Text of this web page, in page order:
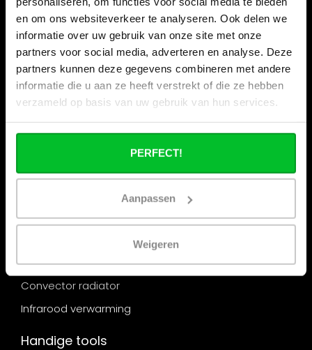
en om ons websiteverkeer te analyseren. Ook delen we
informatie over uw gebruik van onze site met onze
partners voor social media, adverteren en analyse. Deze
partners kunnen deze gegevens combineren met andere
informatie die u aan ze heeft verstrekt of die ze hebben
verzameld op basis van uw gebruik van hun services.
PERFECT!
Aanpassen
Weigeren
“Nu uit: het magazine waar de branche op heeft
gewacht.” Warmte – Editie 2026
Categorieën
Radiator
Designradiator
Radiator ombouw
Elektrische radiator
Lage temperatuur radiator
Verticale radiator
Convector radiator
Infrarood verwarming
Handige tools